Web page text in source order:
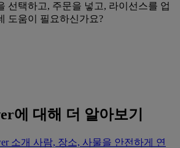
선택하고, 주문을 넣고, 라이선스를 업
도움이 필요하신가요?
에 대해 더 알아보기
소개 사람, 장소, 사물을 안전하게 연